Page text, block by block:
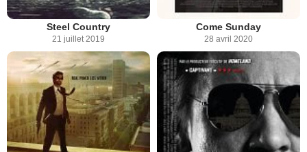
Steel Country
21 juillet 2019
Come Sunday
28 avril 2020